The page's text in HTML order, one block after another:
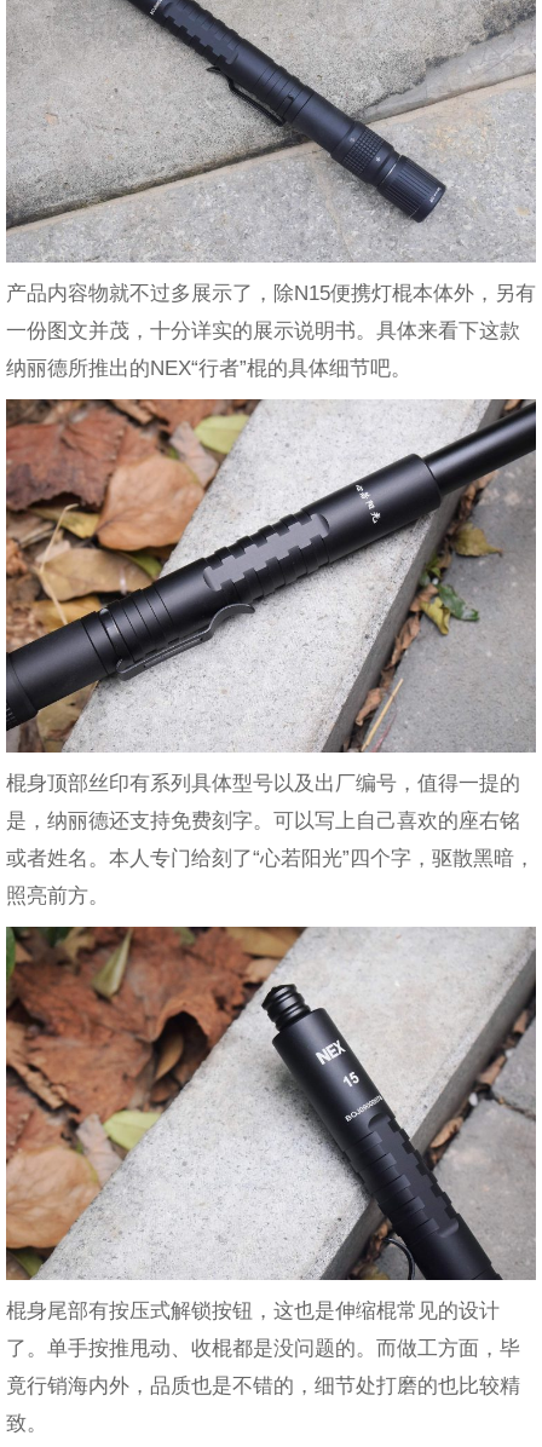
产品内容物就不过多展示了，除N15便携灯棍本体外，另有
一份图文并茂，十分详实的展示说明书。具体来看下这款
纳丽德所推出的NEX“行者”棍的具体细节吧。
棍身顶部丝印有系列具体型号以及出厂编号，值得一提的
是，纳丽德还支持免费刻字。可以写上自己喜欢的座右铭
或者姓名。本人专门给刻了“心若阳光”四个字，驱散黑暗，
照亮前方。
棍身尾部有按压式解锁按钮，这也是伸缩棍常见的设计
了。单手按推甩动、收棍都是没问题的。而做工方面，毕
竟行销海内外，品质也是不错的，细节处打磨的也比较精
致。